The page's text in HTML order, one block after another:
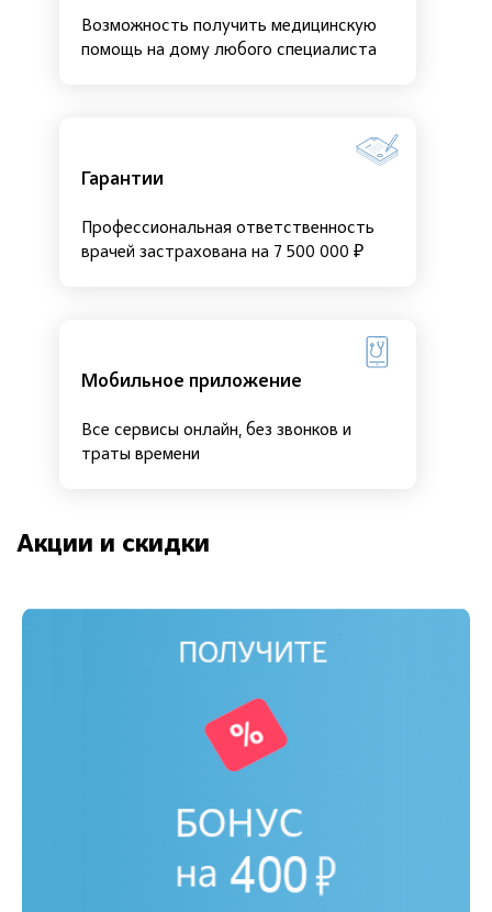
Возможность получить медицинскую
помощь на дому любого специалиста
Гарантии
Профессиональная ответственность
врачей застрахована на 7 500 000 ₽
Мобильное приложение
Все сервисы онлайн, без звонков и
траты времени
Акции и скидки